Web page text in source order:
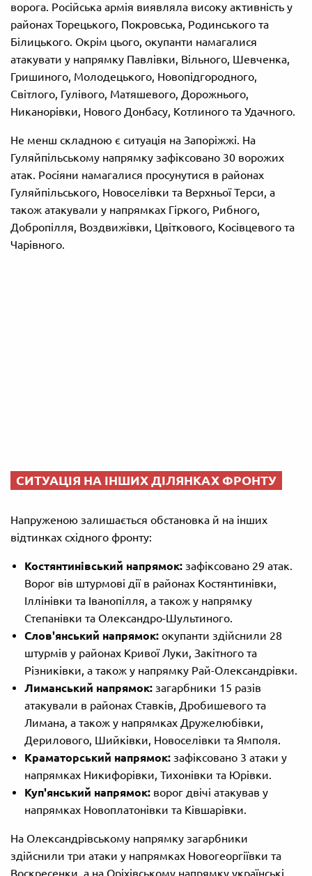
ворога. Російська армія виявляла високу активність у
районах Торецького, Покровська, Родинського та
Білицького. Окрім цього, окупанти намагалися
атакувати у напрямку Павлівки, Вільного, Шевченка,
Гришиного, Молодецького, Новопідгородного,
Світлого, Гулівого, Матяшевого, Дорожнього,
Никанорівки, Нового Донбасу, Котлиного та Удачного.
Не менш складною є ситуація на Запоріжжі. На
Гуляйпільському напрямку зафіксовано 30 ворожих
атак. Росіяни намагалися просунутися в районах
Гуляйпільського, Новоселівки та Верхньої Терси, а
також атакували у напрямках Гіркого, Рибного,
Добропілля, Воздвижівки, Цвіткового, Косівцевого та
Чарівного.
СИТУАЦІЯ НА ІНШИХ ДІЛЯНКАХ ФРОНТУ
Напруженою залишається обстановка й на інших
відтинках східного фронту:
Костянтинівський напрямок: зафіксовано 29 атак.
Ворог вів штурмові дії в районах Костянтинівки,
Іллінівки та Іванопілля, а також у напрямку
Степанівки та Олександро-Шультиного.
Слов'янський напрямок: окупанти здійснили 28
штурмів у районах Кривої Луки, Закітного та
Різниківки, а також у напрямку Рай-Олександрівки.
Лиманський напрямок: загарбники 15 разів
атакували в районах Ставків, Дробишевого та
Лимана, а також у напрямках Дружелюбівки,
Дерилового, Шийківки, Новоселівки та Ямполя.
Краматорський напрямок: зафіксовано 3 атаки у
напрямках Никифорівки, Тихонівки та Юрівки.
Куп'янський напрямок: ворог двічі атакував у
напрямках Новоплатонівки та Ківшарівки.
На Олександрівському напрямку загарбники
здійснили три атаки у напрямках Новогеоргіївки та
Воскресенки, а на Оріхівському напрямку українські